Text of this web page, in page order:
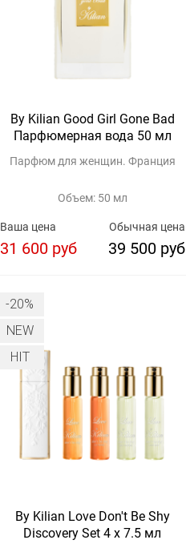
By Kilian Good Girl Gone Bad
Парфюмерная вода 50 мл
Парфюм для женщин. Франция
Объем: 50 мл
Обычная цена
39 500 руб
Ваша цена
31 600 руб
-20%
NEW
HIT
By Kilian Love Don't Be Shy
Discovery Set 4 x 7.5 мл